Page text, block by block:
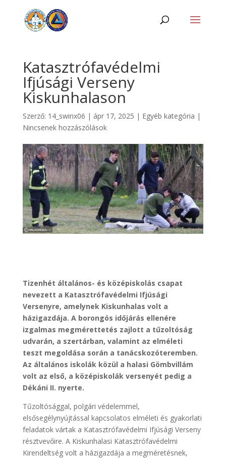
Katasztrófavédelmi
Ifjúsági Verseny
Kiskunhalason
Szerző: 14_swinx06 | ápr 17, 2025 | Egyéb kategória |
Nincsenek hozzászólások
Tizenhét általános- és középiskolás csapat
nevezett a Katasztrófavédelmi Ifjúsági
Versenyre, amelynek Kiskunhalas volt a
házigazdája. A borongós időjárás ellenére
izgalmas megmérettetés zajlott a tűzoltóság
udvarán, a szertárban, valamint az elméleti
teszt megoldása során a tanácskozóteremben.
Az általános iskolák közül a halasi Gömbvillám
volt az első, a középiskolák versenyét pedig a
Dékáni II. nyerte.
Tűzoltósággal, polgári védelemmel,
elsősegélynyújtással kapcsolatos elméleti és gyakorlati
feladatok vártak a Katasztrófavédelmi Ifjúsági Verseny
résztvevőire. A Kiskunhalasi Katasztrófavédelmi
Kirendeltség volt a házigazdája a megméretésnek,